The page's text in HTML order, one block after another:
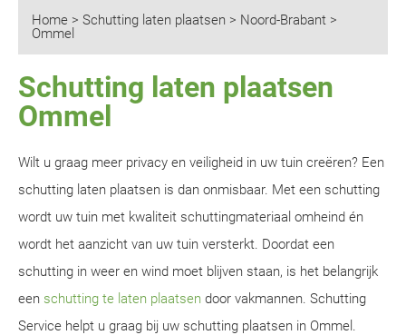
Home > Schutting laten plaatsen > Noord-Brabant >
Ommel
Schutting laten plaatsen
Ommel
Wilt u graag meer privacy en veiligheid in uw tuin creëren? Een
schutting laten plaatsen is dan onmisbaar. Met een schutting
wordt uw tuin met kwaliteit schuttingmateriaal omheind én
wordt het aanzicht van uw tuin versterkt. Doordat een
schutting in weer en wind moet blijven staan, is het belangrijk
een schutting te laten plaatsen door vakmannen. Schutting
Service helpt u graag bij uw schutting plaatsen in Ommel.